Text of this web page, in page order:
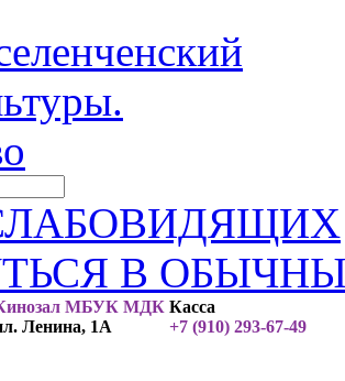
В
МБУК МДК
Ленина, 1А
Касса
+7 (910) 293-67-49